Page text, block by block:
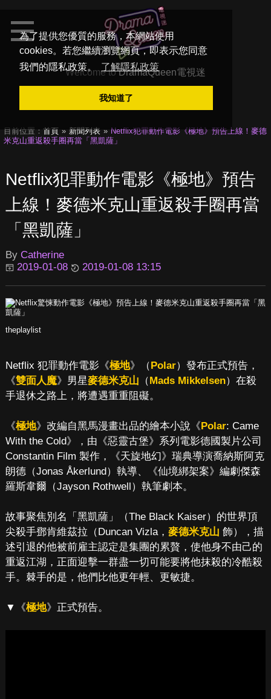
為了提供您優質的服務，本網站使用
cookies。若您繼續瀏覽網頁，即表示您同意
我們的隱私政策。
了解隱私政策
我知道了
Welcome toDramaQueen電視迷
目前位置： 首頁 新聞列表
Netflix犯罪動作電影《極地》預告上線！麥德
米克山重返殺手圈再當「黑凱薩」
Netflix犯罪動作電影《極地》預告
上線！麥德米克山重返殺手圈再當
「黑凱薩」
By Catherine
2019-01-08
2019-01-08 13:15
theplaylist
Netflix 犯罪動作電影《極地》（Polar）發布正式預告，
《雙面人魔》男星麥德米克山 （Mads Mikkelsen）在殺
手退休之路上，將遭遇重重阻礙。
《極地》改編自黑馬漫畫出品的繪本小說《Polar: Came
With the Cold》，由《惡靈古堡》系列電影德國製片公司
Constantin Film 製作，《天旋地幻》瑞典導演喬納斯阿克
朗德（Jonas Åkerlund）執導、《仙境綁架案》編劇傑森
羅斯韋爾（Jayson Rothwell）執筆劇本。
故事聚焦別名「黑凱薩」（The Black Kaiser）的世界頂
尖殺手鄧肯維茲拉（Duncan Vizla， 麥德米克山 飾），描
述引退的他被前雇主認定是集團的累贅，使他身不由己的
重返江湖，正面迎擊一群盡一切可能要將他抹殺的冷酷殺
手。棘手的是，他們比他更年輕、更敏捷。
▼《極地》正式預告。